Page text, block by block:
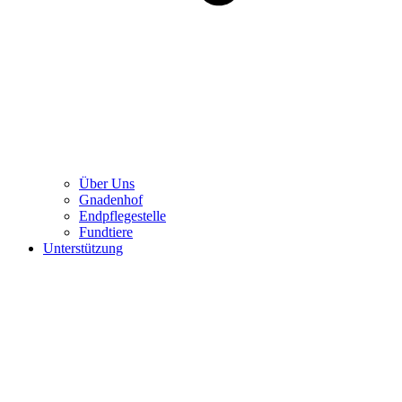
Über Uns
Gnadenhof
Endpflegestelle
Fundtiere
Unterstützung